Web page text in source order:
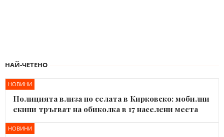
НАЙ-ЧЕТЕНО
НОВИНИ
Полицията влиза по селата в Кирковско: мобилни
екипи тръгват на обиколка в 17 населени места
НОВИНИ